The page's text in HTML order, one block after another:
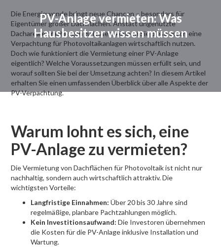
PV-Anlage vermieten: Was
Hausbesitzer wissen müssen
Die Energiewende bringt neue Chancen – besonders für
Eigentümer großer Dachflächen. Anstatt ungenutzte
Dachareale brachliegen zu lassen, können Sie diese durch eine
Verpachtung für Photovoltaikanlagen wirtschaftlich nutzen.
Doch wie funktioniert die Vermietung einer PV-Anlage
eigentlich? Welche Voraussetzungen müssen erfüllt sein, und
worauf sollten Sie bei der Umsetzung achten? In diesem Artikel
erhalten Sie einen umfassenden Überblick über alle Aspekte der
PV-Verpachtung.
Warum lohnt es sich, eine
PV-Anlage zu vermieten?
Die Vermietung von Dachflächen für Photovoltaik ist nicht nur
nachhaltig, sondern auch wirtschaftlich attraktiv. Die
wichtigsten Vorteile:
Langfristige Einnahmen: Über 20 bis 30 Jahre sind
regelmäßige, planbare Pachtzahlungen möglich.
Kein Investitionsaufwand: Die Investoren übernehmen
die Kosten für die PV-Anlage inklusive Installation und
Wartung.